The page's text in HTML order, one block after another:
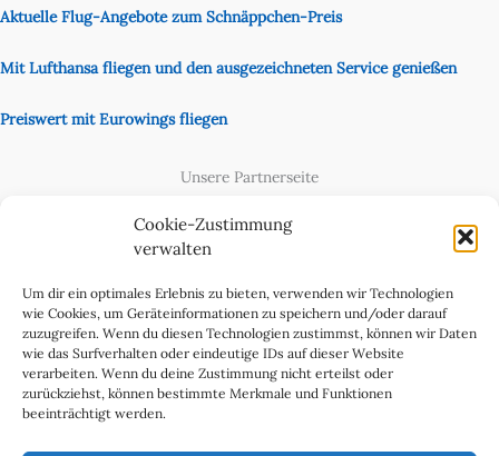
Cookie-Zustimmung
verwalten
Um dir ein optimales Erlebnis zu bieten, verwenden wir Technologien
wie Cookies, um Geräteinformationen zu speichern und/oder darauf
zuzugreifen. Wenn du diesen Technologien zustimmst, können wir Daten
wie das Surfverhalten oder eindeutige IDs auf dieser Website
verarbeiten. Wenn du deine Zustimmung nicht erteilst oder
zurückziehst, können bestimmte Merkmale und Funktionen
beeinträchtigt werden.
Aktuelle Flug-Angebote zum Schnäppchen-Preis
Mit Lufthansa fliegen und den ausgezeichneten Service genießen
Preiswert mit Eurowings fliegen
Unsere Partnerseite
Cookie-Richtlinie (EU)